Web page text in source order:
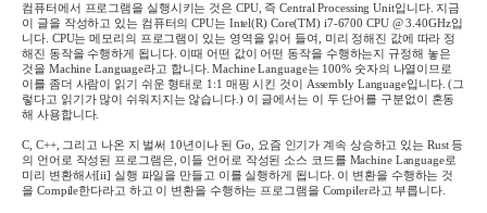
컴퓨터에서 프로그램을 실행시키는 것은 CPU, 즉 Central Processing Unit입니다. 지금
이 글을 작성하고 있는 컴퓨터의 CPU는 Intel(R) Core(TM) i7-6700 CPU @ 3.40GHz입
니다. CPU는 메모리의 프로그램이 있는 영역을 읽어 들여
미리 정해진 값에 따라 정
해진 동작을 수행하게 됩니다. 이때 어떤 값이 어떤 동작을 수행하는지 규정해 놓은
것을Machine Language라고 합니다. Machine Language는100% 숫자의 나열이므로
이를 좀더 사람이 읽기 쉬운 형태로 1:1 매핑 시킨 것이 Assembly Language입니다. (그
렇다고 읽기가 많이 쉬워지지는 않습니다.) 이 글에서는 이 두 단어를 구분없이 혼동
해 사용합니다.
C, C++, 그리고 나온 지 벌써 10년이나 된 Go, 요즘 인기가 계속 상승하고 있는 Rust 등
의 언어로 작성된 프로그램은, 이들 언어로 작성된 소스 코드를 Machine Language로
미리 변환해서[ii] 실행 파일을 만들고 이를 실행하게 됩니다. 이 변환을 수행하는 것
을 Compile한다라고 하고 이 변환을 수행하는 프로그램을Compiler라고 부릅니다